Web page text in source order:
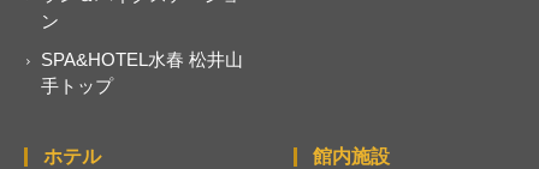
ン
SPA&HOTEL水春 松井山
手トップ
ホテル 館内施設